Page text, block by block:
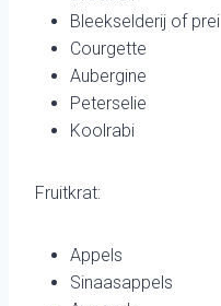
Bleekselderij of prei
Courgette
Aubergine
Peterselie
Koolrabi
Fruitkrat:
Appels
Sinaasappels